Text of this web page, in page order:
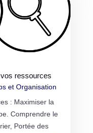
ressources
et Organisation
: Maximiser la
Comprendre le
Portée des